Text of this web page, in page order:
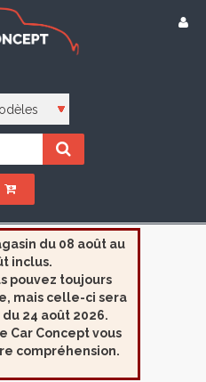
du 08 août au
inclus.
pouvez toujours
mais celle-ci sera
24 août 2026.
Car Concept vous
compréhension.